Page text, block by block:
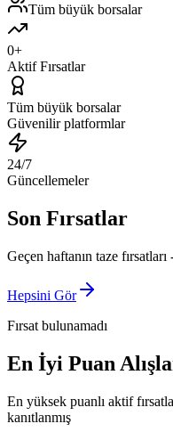
Tüm büyük borsalar
0+
Aktif Fırsatlar
Tüm büyük borsalar
Güvenilir platformlar
24/7
Güncellemeler
Son Fırsatlar
Geçen haftanın taze fırsatları
Hepsini Gör
Fırsat bulunamadı
En İyi Puan
En yüksek puanlı aktif
kanıtlanmış